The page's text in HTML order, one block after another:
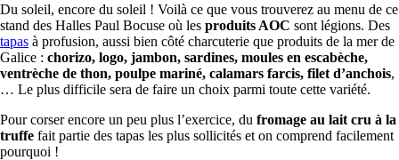
Du soleil, encore du soleil ! Voilà ce que vous trouverez au menu de ce
stand des Halles Paul Bocuse où les produits AOC sont légions. Des
tapas à profusion, aussi bien côté charcuterie que produits de la mer de
Galice : chorizo, logo, jambon, sardines, moules en escabèche,
ventrèche de thon, poulpe mariné, calamars farcis, filet d’anchois,
… Le plus difficile sera de faire un choix parmi toute cette variété.
Pour corser encore un peu plus l’exercice, du fromage au lait cru à la
truffe fait partie des tapas les plus sollicités et on comprend facilement
pourquoi !